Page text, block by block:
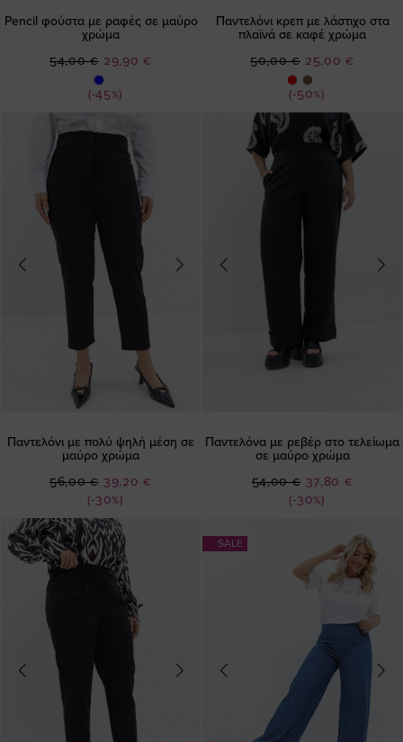
Pencil φούστα με ραφές σε μαύρο
χρώμα
(-45%)
Ειδική
Τιμή
29,90 €
54,00 €
Παντελόνι κρεπ με λάστιχο στα
πλαϊνά σε καφέ χρώμα
(-50%)
Ειδική
Τιμή
25,00 €
50,00 €
Παντελόνι με πολύ ψηλή μέση σε
μαύρο χρώμα
(-30%)
Ειδική
Τιμή
39,20 €
56,00 €
Παντελόνα με ρεβέρ στο τελείωμα
σε μαύρο χρώμα
(-30%)
Ειδική
Τιμή
37,80 €
54,00 €
SALE